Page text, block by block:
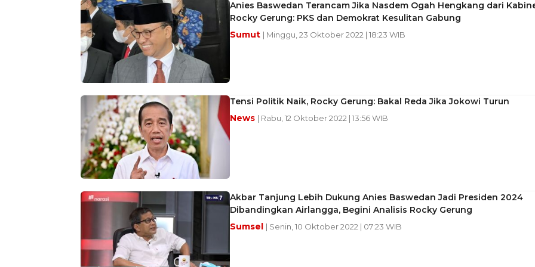
Anies Baswedan Terancam Jika Nasdem Ogah Hengkang dari
Rocky Gerung: PKS dan Demokrat Kesulitan Gabung
Sumut | Minggu, 23 Oktober 2022 | 18:23 WIB
Tensi Politik Naik, Rocky Gerung: Bakal Reda Jika Jokowi Turun
News | Rabu, 12 Oktober 2022 | 13:56 WIB
Akbar Tanjung Lebih Dukung Anies Baswedan Jadi Presiden 2024
Dibandingkan Airlangga, Begini Analisis Rocky Gerung
Sumsel | Senin, 10 Oktober 2022 | 07:23 WIB